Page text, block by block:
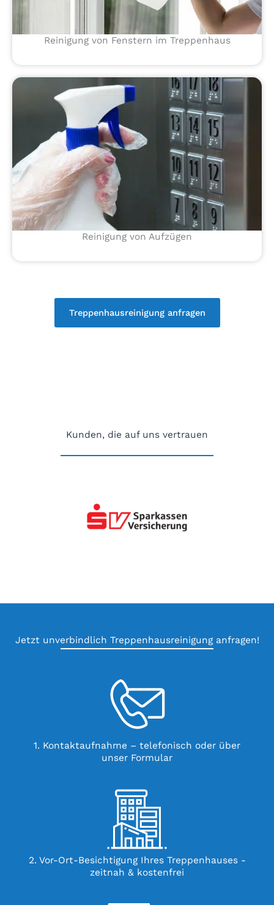
Reinigung von Fenstern im Treppenhaus
Reinigung von Aufzügen
Treppenhausreinigung anfragen
Kunden, die auf uns vertrauen
Jetzt unverbindlich Treppenhausreinigung anfragen!
1. Kontaktaufnahme – telefonisch oder über
unser Formular
2. Vor-Ort-Besichtigung Ihres Treppenhauses -
zeitnah & kostenfrei